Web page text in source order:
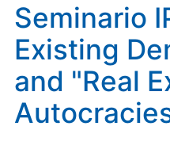
Seminario
Existing
and "Real